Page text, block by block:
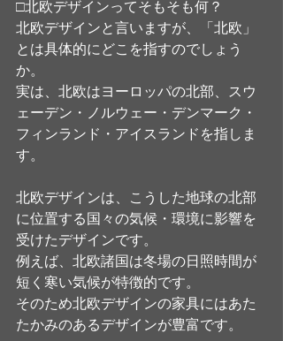
□北欧デザインってそもそも何？
北欧デザインと言いますが、「北欧」
とは具体的にどこを指すのでしょう
か。
実は、北欧はヨーロッパの北部、スウ
ェーデン・ノルウェー・デンマーク・
フィンランド・アイスランドを指しま
す。
北欧デザインは、こうした地球の北部
に位置する国々の気候・環境に影響を
受けたデザインです。
例えば、北欧諸国は冬場の日照時間が
短く寒い気候が特徴的です。
そのため北欧デザインの家具にはあた
たかみのあるデザインが豊富です。